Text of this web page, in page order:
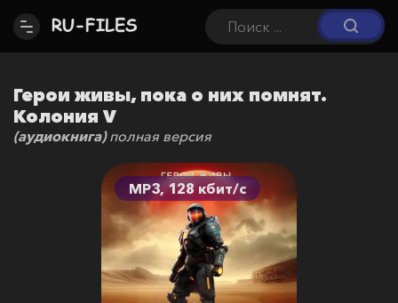
Герои живы, пока о них помнят.
Колония V
(аудиокнига)полная версия
MP3, 128 кбит/c